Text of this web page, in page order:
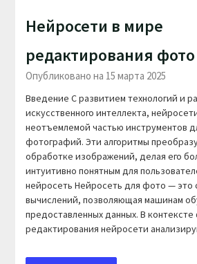
Нейросети в мире
редактирования фото
Опубликовано на 15 марта 2025
Введение С развитием технологий и
искусственного интеллекта,
неотъемлемой частью инструментов
фотографий. Эти алгоритмы
обработке изображений, делая его
интуитивно понятным для
нейросеть Нейросеть для фото — это
вычислений, позволяющая машинам
предоставленных данных. В
редактирования нейросети